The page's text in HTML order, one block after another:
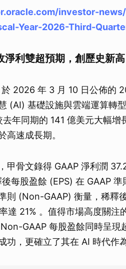
investor-
Year-2026-Third-
淨利雙超預期，創歷史新高
2026 年 3 月 10 日公佈的
(AI) 基礎設施與雲端運算轉
去年同期的 141 億美元大幅
高速成長期。
甲骨文錄得 GAAP 淨利潤
每股盈餘 (EPS) 在 GAAP
則 (Non-GAAP) 衡量，稀釋
達 21% 。值得市場高度關
GAAP 每股盈餘同時呈
功，更確立了其在 AI 時代作